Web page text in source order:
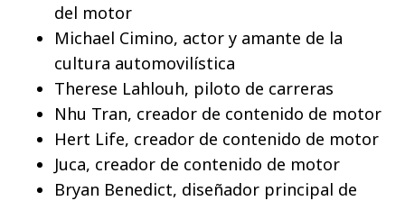
del motor
Michael Cimino, actor y amante de la
cultura automovilística
Therese Lahlouh, piloto de carreras
Nhu Tran, creador de contenido de motor
Hert Life, creador de contenido de motor
Juca, creador de contenido de motor
Bryan Benedict, diseñador principal de